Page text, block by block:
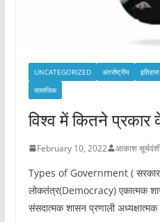
UNCATEGORIZED अंतर्राष्ट्रीय इतिहास
सामाजिक
विश्व में कितने
February 10, 2022 आकाश
Types of Government ( सरकार
लोकतंत्र(Democracy) एकात्मक
संसदात्मक शासन प्रणाली